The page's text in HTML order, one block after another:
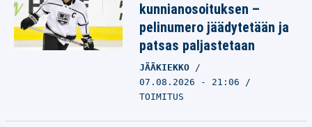
kunnianosoituksen –
pelinumero jäädytetään ja
patsas paljastetaan
JÄÄKIEKKO
07.08.2026 - 21:06
TOIMITUS